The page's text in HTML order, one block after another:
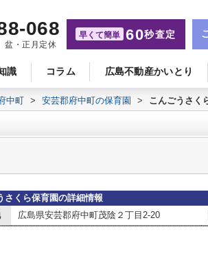
識 コラム 広島不動産かいとり
068
・正月定休
早くて簡単 60秒査定
中町 > 安芸郡府中町の保育園 > こんごうさく
さくら保育園の詳細情報
広島県安芸郡府中町茂陰２丁目2-20